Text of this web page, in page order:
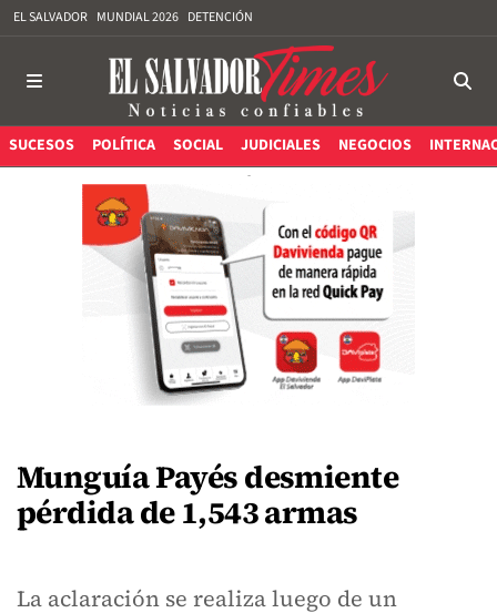
EL SALVADOR MUNDIAL 2026 DETENCIÓN
SUCESOS POLÍTICA SOCIAL JUDICIALES NEGOCIOS
Munguía Payés desmiente
pérdida de 1,543 armas
La aclaración se realiza luego de un